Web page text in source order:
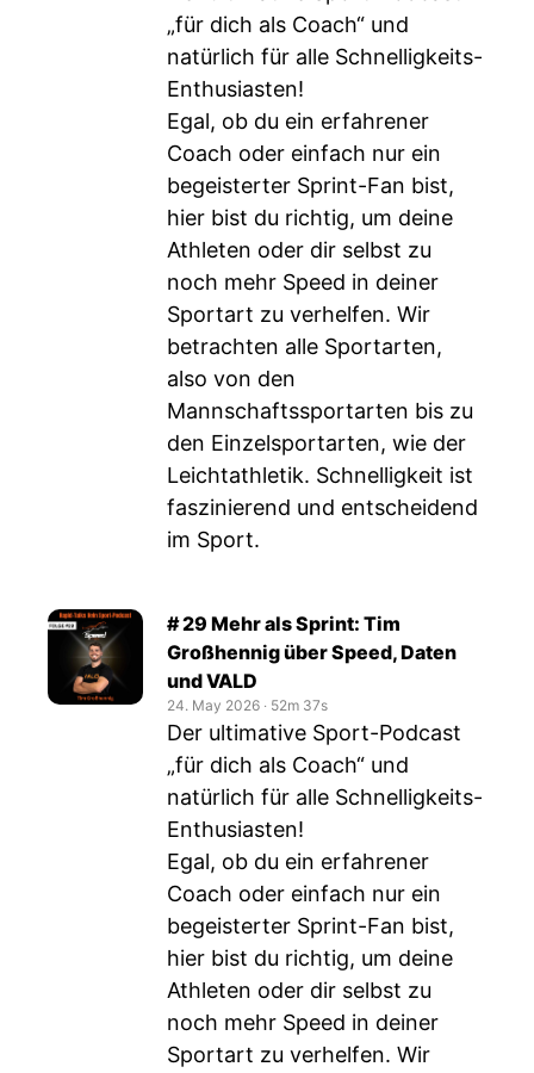
„für dich als Coach“ und
natürlich für alle Schnelligkeits-
Enthusiasten!
Egal, ob du ein erfahrener
Coach oder einfach nur ein
begeisterter Sprint-Fan bist,
hier bist du richtig, um deine
Athleten oder dir selbst zu
noch mehr Speed in deiner
Sportart zu verhelfen. Wir
betrachten alle Sportarten,
also von den
Mannschaftssportarten bis zu
den Einzelsportarten, wie der
Leichtathletik. Schnelligkeit ist
faszinierend und entscheidend
im Sport.
# 29 Mehr als Sprint: Tim
Großhennig über Speed, Daten
und VALD
24. May 2026 ‧ 52m 37s
Der ultimative Sport-Podcast
„für dich als Coach“ und
natürlich für alle Schnelligkeits-
Enthusiasten!
Egal, ob du ein erfahrener
Coach oder einfach nur ein
begeisterter Sprint-Fan bist,
hier bist du richtig, um deine
Athleten oder dir selbst zu
noch mehr Speed in deiner
Sportart zu verhelfen. Wir